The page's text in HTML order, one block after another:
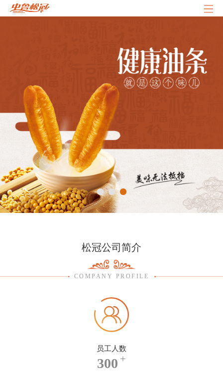
松冠公司简介
COMPANY PROFILE
员工人数
300 +